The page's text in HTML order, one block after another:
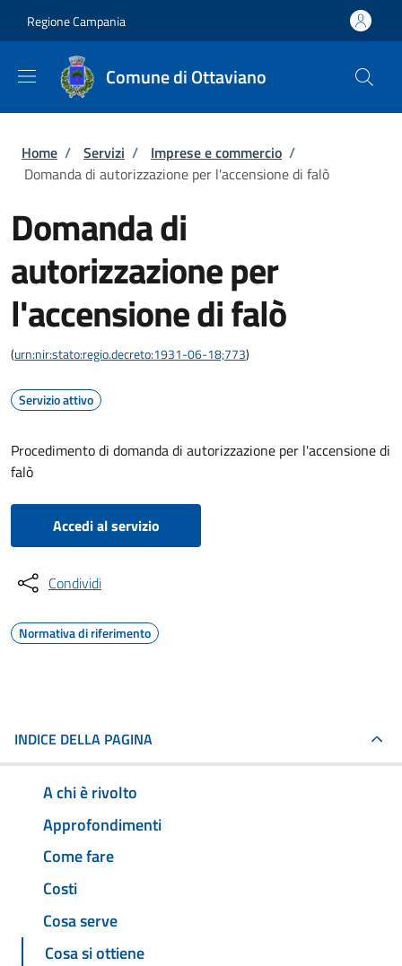
Regione Campania
Comune di Ottaviano
Briciole di pane
Home / Servizi / Imprese e commercio /
Domanda di autorizzazione per l'accensione di falò
Domanda di
autorizzazione per
l'accensione di falò
(urn:nir:stato:regio.decreto:1931-06-18;773)
Servizio attivo
Procedimento di domanda di autorizzazione per l'accensione di
falò
Accedi al servizio
Condividi
Normativa di riferimento
INDICE DELLA PAGINA
A chi è rivolto
Approfondimenti
Come fare
Costi
Cosa serve
Cosa si ottiene